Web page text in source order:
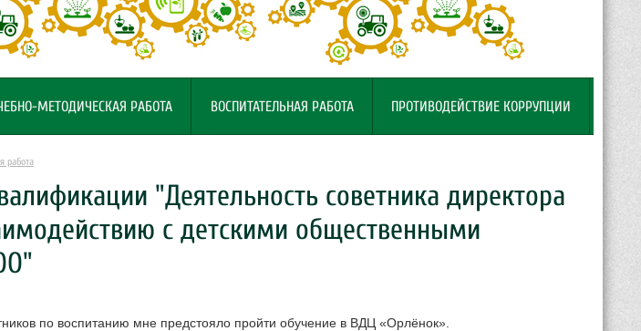
МЕТОДИЧЕСКАЯ РАБОТА ВОСПИТАТЕЛЬНАЯ РАБОТА ПРОТИВОДЕЙСТВИЕ КОРРУПЦИИ
работа
"Деятельность советника директора
с детскими общественными
по воспитанию мне предстояло пройти обучение в ВДЦ «Орлёнок».